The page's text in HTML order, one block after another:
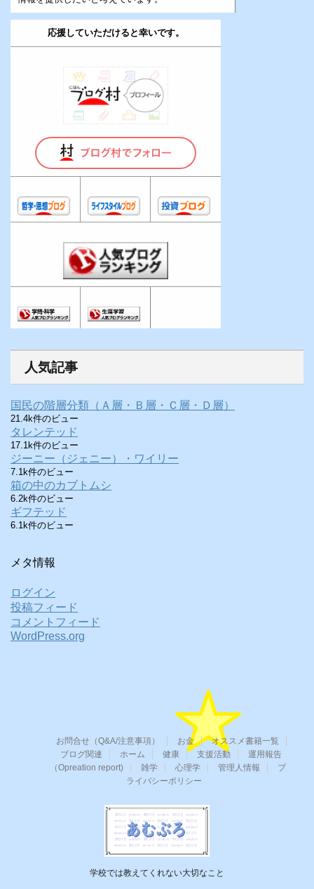
応援していただけると幸いです。
人気記事
国民の階層分類（Ａ層・Ｂ層・Ｃ層・Ｄ層）
21.4k件のビュー
タレンテッド
17.1k件のビュー
ジーニー（ジェニー）・ワイリー
7.1k件のビュー
箱の中のカブトムシ
6.2k件のビュー
ギフテッド
6.1k件のビュー
メタ情報
ログイン
投稿フィード
コメントフィード
WordPress.org
お問合せ（Q&A/注意事項） お金
オススメ書籍一覧
ブログ関連
ホーム 健康 支援活動
運用報告
（Opreation report)
雑学 心理学 管理人情報
プ
ライバシーポリシー
学校では教えてくれない大切なこと